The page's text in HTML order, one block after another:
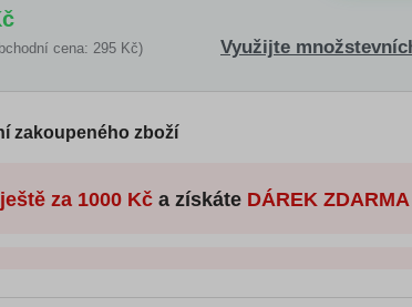
cena: 295 Kč) Využijte
zakoupeného zboží
ještě za 1000 Kč a získáte DÁREK ZDARMA